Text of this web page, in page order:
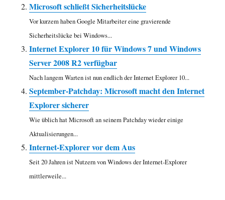
Microsoft schließt Sicherheitslücke
Vor kurzem haben Google Mitarbeiter eine gravierende
Sicherheitslücke bei Windows...
Internet Explorer 10 für Windows 7 und Windows
Server 2008 R2 verfügbar
Nach langem Warten ist nun endlich der Internet Explorer 10...
September-Patchday: Microsoft macht den Internet
Explorer sicherer
Wie üblich hat Microsoft an seinem Patchday wieder einige
Aktualisierungen...
Internet-Explorer vor dem Aus
Seit 20 Jahren ist Nutzern von Windows der Internet-Explorer
mittlerweile...